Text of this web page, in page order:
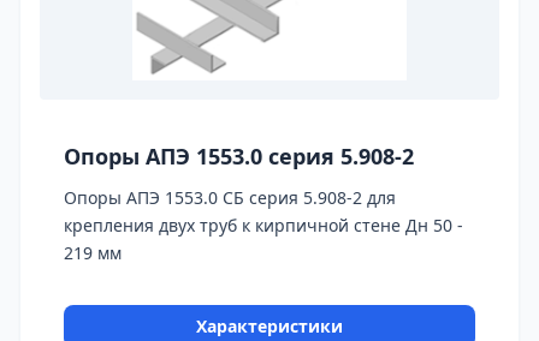
Опоры АПЭ 1553.0 серия 5.908-2
Опоры АПЭ 1553.0 СБ серия 5.908-2 для
крепления двух труб к кирпичной стене Дн 50 -
219 мм
Характеристики